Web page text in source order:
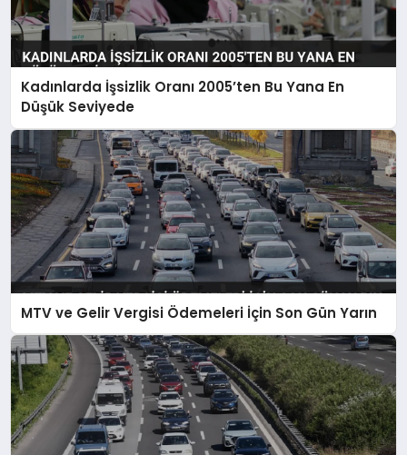
Kadınlarda İşsizlik Oranı 2005’ten Bu Yana En
Düşük Seviyede
MTV ve Gelir Vergisi Ödemeleri İçin Son Gün Yarın